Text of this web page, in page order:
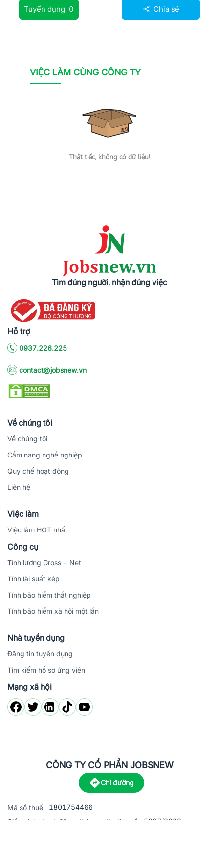
Tuyển dụng: 0 Chia sẻ
VIỆC LÀM CÙNG CÔNG TY
Thật tiếc, không có dữ liệu!
Tìm đúng người, nhận đúng việc
Hỗ trợ
0937.226.225
contact@jobsnew.vn
Về chúng tôi
Về chúng tôi
Cẩm nang nghề nghiệp
Quy chế hoạt động
Liên hệ
Việc làm
Việc làm HOT nhất
Công cụ
Tính lương Gross - Net
Tính lãi suất kép
Tính bảo hiểm thất nghiệp
Tính bảo hiểm xã hội một lần
Nhà tuyển dụng
Đăng tin tuyển dụng
Tìm kiếm hồ sơ ứng viên
Mạng xã hội
CÔNG TY CỔ PHẦN JOBSNEW
Chỉ đường
Mã số thuế: 1801754466
Giấy phép hoạt động dịch vụ việc làm số:
5867/2023